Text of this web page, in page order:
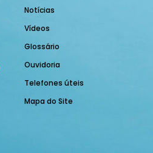
Notícias
Vídeos
Glossário
Ouvidoria
Telefones úteis
Mapa do Site